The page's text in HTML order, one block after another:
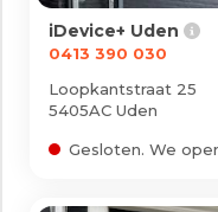
iDevice+ Uden
0413 390 030
Loopkantstraat 25
5405AC Uden
Gesloten. We